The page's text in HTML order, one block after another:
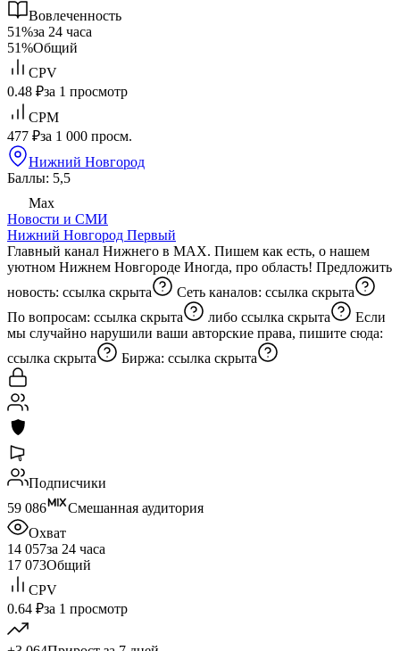
Вовлеченность
51%за 24 часа
51%Общий
CPV
0.48 ₽за 1 просмотр
CPM
477 ₽за 1 000 просм.
Нижний Новгород
Баллы: 5,5
Max
Новости и СМИ
Нижний Новгород Первый
Главный канал Нижнего в MAX. Пишем как есть, о нашем
уютном Нижнем Новгороде Иногда, про область! Предложить
новость: ссылка скрыта Сеть каналов: ссылка скрыта
По вопросам: ссылка скрыта либо ссылка скрыта
Если
мы случайно нарушили ваши авторские права, пишите сюда:
ссылка скрыта
Биржа: ссылка скрыта
Подписчики
59 086
Смешанная аудитория
Охват
14 057за 24 часа
17 073Общий
CPV
0.64 ₽за 1 просмотр